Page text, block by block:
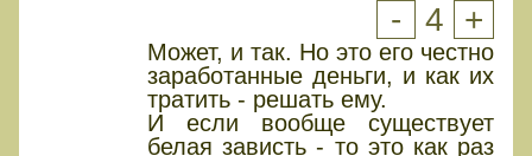
- 4 +
Может, и так. Но это его честно
заработанные деньги, и как их
тратить - решать ему.
И если вообще существует
белая зависть - то это как раз